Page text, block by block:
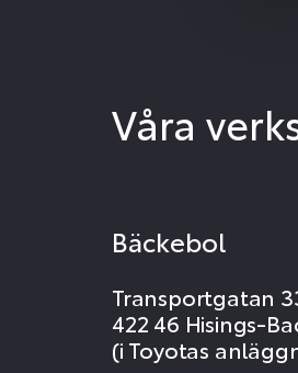
Våra
Bäckebol
Transportgatan
422 46 Hisings-
(i Toyotas